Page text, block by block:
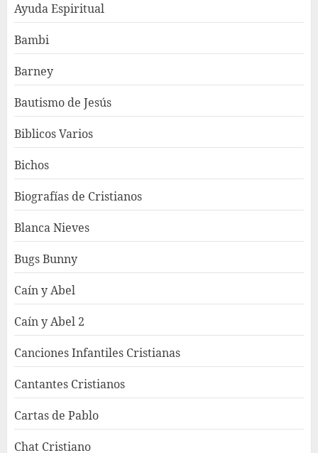
Ayuda Espiritual
Bambi
Barney
Bautismo de Jesús
Biblicos Varios
Bichos
Biografías de Cristianos
Blanca Nieves
Bugs Bunny
Caín y Abel
Caín y Abel 2
Canciones Infantiles Cristianas
Cantantes Cristianos
Cartas de Pablo
Chat Cristiano